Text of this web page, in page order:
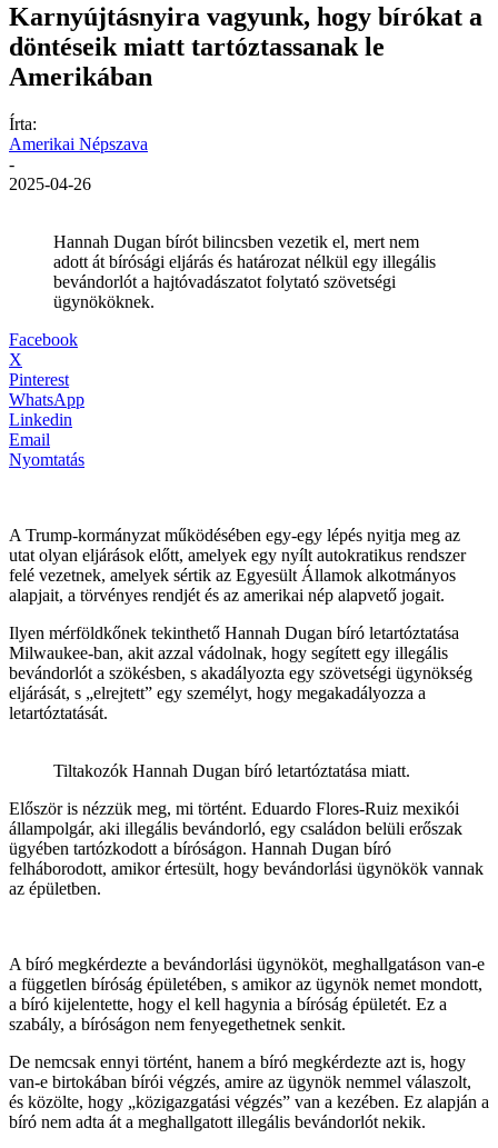
Karnyújtásnyira vagyunk, hogy bírókat a
döntéseik miatt tartóztassanak le
Amerikában
Írta:
Amerikai Népszava
-
2025-04-26
Hannah Dugan bírót bilincsben vezetik el, mert nem
adott át bírósági eljárás és határozat nélkül egy illegális
bevándorlót a hajtóvadászatot folytató szövetségi
ügynököknek.
Facebook
X
Pinterest
WhatsApp
Linkedin
Email
Nyomtatás
A Trump-kormányzat működésében egy-egy lépés nyitja meg az
utat olyan eljárások előtt, amelyek egy nyílt autokratikus rendszer
felé vezetnek, amelyek sértik az Egyesült Államok alkotmányos
alapjait, a törvényes rendjét és az amerikai nép alapvető jogait.
Ilyen mérföldkőnek tekinthető Hannah Dugan bíró letartóztatása
Milwaukee-ban, akit azzal vádolnak, hogy segített egy illegális
bevándorlót a szökésben, s akadályozta egy szövetségi ügynökség
eljárását, s „elrejtett” egy személyt, hogy megakadályozza a
letartóztatását.
Tiltakozók Hannah Dugan bíró letartóztatása miatt.
Először is nézzük meg, mi történt. Eduardo Flores-Ruiz mexikói
állampolgár, aki illegális bevándorló, egy családon belüli erőszak
ügyében tartózkodott a bíróságon. Hannah Dugan bíró
felháborodott, amikor értesült, hogy bevándorlási ügynökök vannak
az épületben.
A bíró megkérdezte a bevándorlási ügynököt, meghallgatáson van-e
a független bíróság épületében, s amikor az ügynök nemet mondott,
a bíró kijelentette, hogy el kell hagynia a bíróság épületét. Ez a
szabály, a bíróságon nem fenyegethetnek senkit.
De nemcsak ennyi történt, hanem a bíró megkérdezte azt is, hogy
van-e birtokában bírói végzés, amire az ügynök nemmel válaszolt,
és közölte, hogy „közigazgatási végzés” van a kezében. Ez alapján a
bíró nem adta át a meghallgatott illegális bevándorlót nekik.